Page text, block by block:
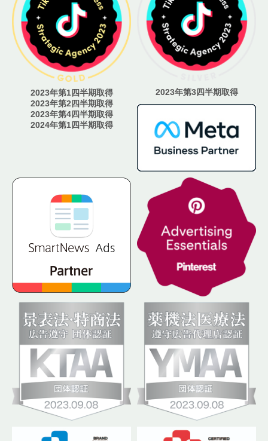
2023年第1四半期取得
2023年第2四半期取得
2023年第4四半期取得
2024年第1四半期取得
2023年第3四半期取得